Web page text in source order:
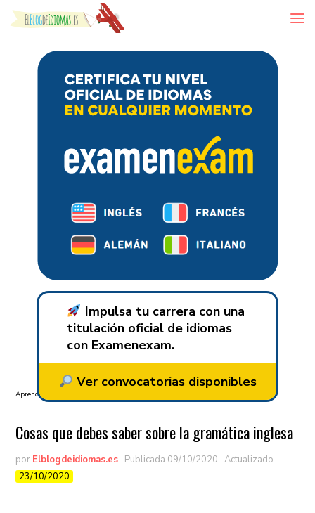
Skip to content
Impulsa tu carrera con una
titulación oficial de idiomas
con Examenexam.
Ver convocatorias disponibles
Aprender inglés
Cosas que debes saber sobre la gramática inglesa
por Elblogdeidiomas.es · Publicada 09/10/2020 · Actualizado
23/10/2020